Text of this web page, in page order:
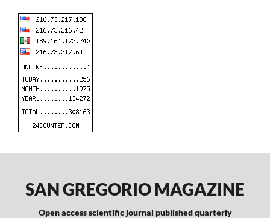
SAN GREGORIO MAGAZINE
Open access scientific journal published quarterly